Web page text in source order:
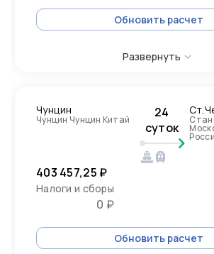
Обновить расчет
Развернуть
Чунцин
Чунцин Чунцин Китай
24
суток
403 457,25 ₽
Налоги и сборы
0 ₽
Обновить расчет